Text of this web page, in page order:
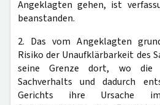
Angeklagten gehen, ist
beanstanden.
2. Das vom Angeklagten
Risiko der Unaufklärbarkeit des
seine Grenze dort, wo die
Sachverhalts und dadurch
Gerichts ihre Ursache